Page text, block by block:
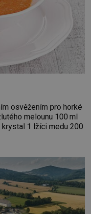
osvěžením pro horké
1 lžíci medu 200